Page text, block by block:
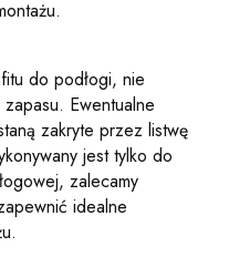
do podłogi, nie
Ewentualne
zakryte przez listwę
jest tylko do
zalecamy
idealne